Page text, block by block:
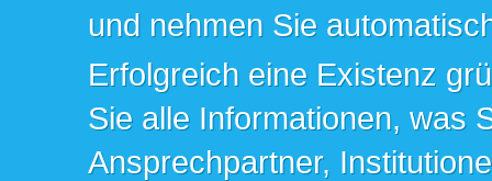
und nehmen Sie
Erfolgreich eine Existenz
Sie alle Informationen, was
Ansprechpartner,